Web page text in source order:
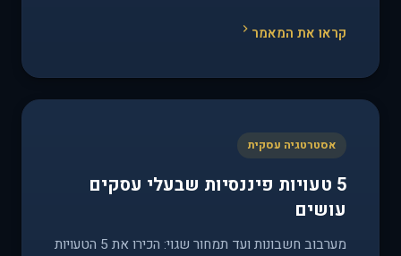
קראו את המאמר
אסטרטגיה עסקית
5 טעויות פיננסיות שבעלי עסקים
עושים
מערבוב חשבונות ועד תמחור שגוי: הכירו את 5 הטעויות